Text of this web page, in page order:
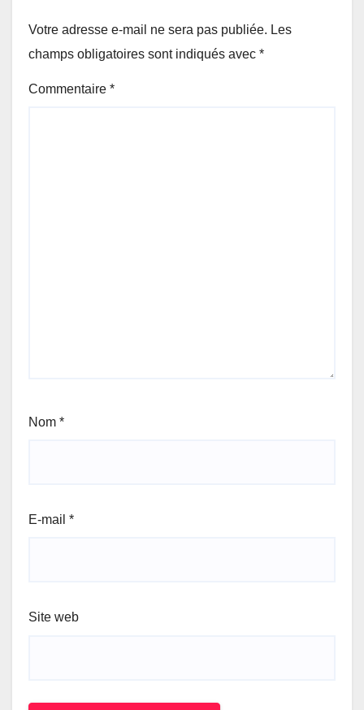
Votre adresse e-mail ne sera pas publiée. Les
champs obligatoires sont indiqués avec *
Commentaire *
Nom *
E-mail *
Site web